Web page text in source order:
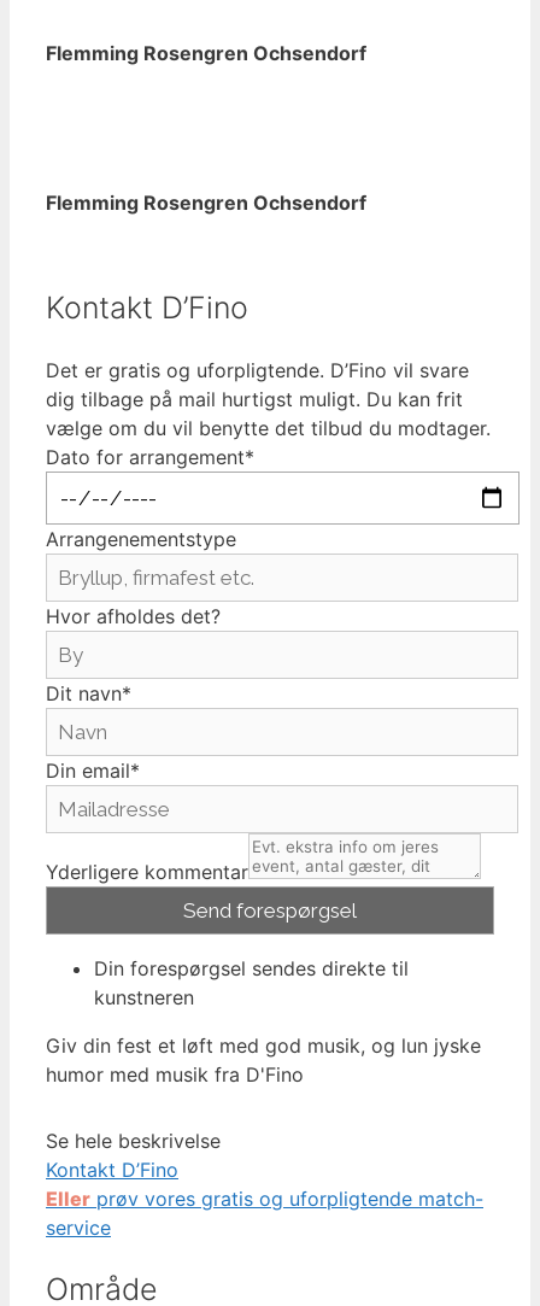
Flemming Rosengren Ochsendorf
Flemming Rosengren Ochsendorf
Kontakt D’Fino
Det er gratis og uforpligtende. D’Fino vil svare
dig tilbage på mail hurtigst muligt. Du kan frit
vælge om du vil benytte det tilbud du modtager.
Dato for arrangement*
Arrangenementstype
Hvor afholdes det?
Dit navn*
Din email*
Yderligere kommentar
Din forespørgsel sendes direkte til
kunstneren
Giv din fest et løft med god musik, og lun jyske
humor med musik fra D'Fino
Se hele beskrivelse
Kontakt D’Fino
Eller prøv vores gratis og uforpligtende match-
service
Område